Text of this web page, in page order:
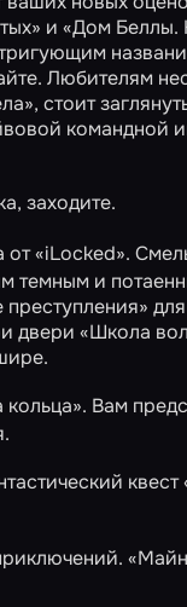
и «Дом Беллы.
Любителям
, стоит
командной
заходите.
«iLocked».
темным и
преступления»
двери «Школа
кольца». Вам
квест